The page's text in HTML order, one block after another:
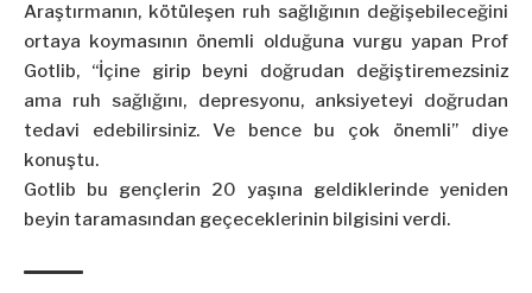
Araştırmanın, kötüleşen ruh sağlığının değişebileceğini
ortaya koymasının önemli olduğuna vurgu yapan Prof
Gotlib, “İçine girip beyni doğrudan değiştiremezsiniz
ama ruh sağlığını, depresyonu, anksiyeteyi doğrudan
tedavi edebilirsiniz. Ve bence bu çok önemli” diye
konuştu.
Gotlib bu gençlerin 20 yaşına geldiklerinde yeniden
beyin taramasından geçeceklerinin bilgisini verdi.